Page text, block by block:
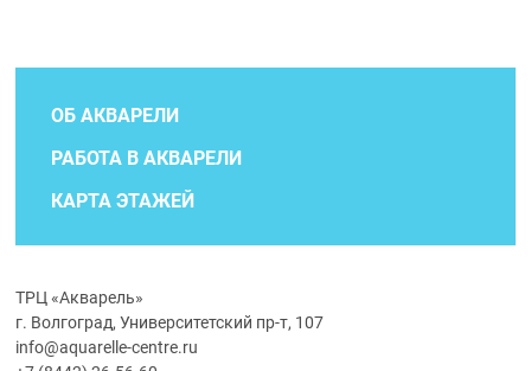
ОБ АКВАРЕЛИ
РАБОТА В АКВАРЕЛИ
КАРТА ЭТАЖЕЙ
ТРЦ «Акварель»
г. Волгоград, Университетский пр-т, 107
info@aquarelle-centre.ru